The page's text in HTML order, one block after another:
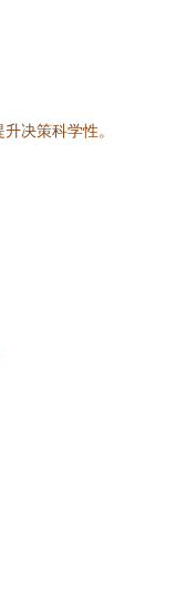
决策科学性。